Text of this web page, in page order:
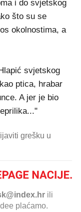
i do svjetskog
što su se
okolnostima, a
svjetskog
ptica, hrabar
A jer je bio
grešku u
ili
plaćamo.